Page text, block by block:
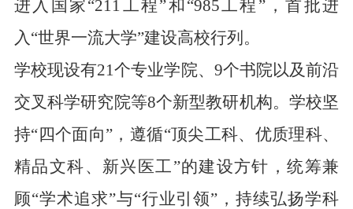
进入国家“211工程”和“985工程”，首批进
入“世界一流大学”建设高校行列。
学校现设有21个专业学院、9个书院以及前沿
交叉科学研究院等8个新型教研机构。学校坚
持“四个面向”，遵循“顶尖工科、优质理科、
精品文科、新兴医工”的建设方针，统筹兼
顾“学术追求”与“行业引领”，持续弘扬学科